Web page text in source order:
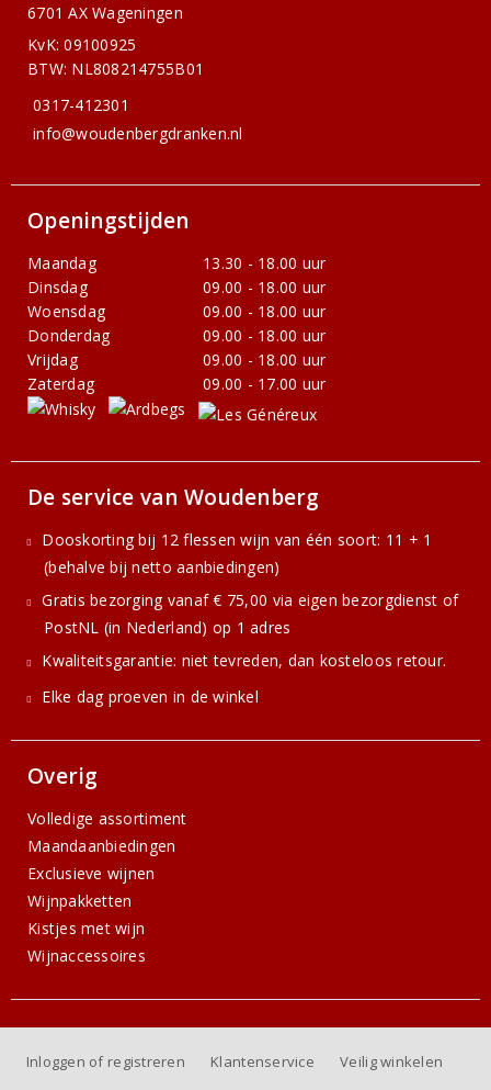
6701 AX Wageningen
KvK: 09100925
BTW: NL808214755B01
0317-412301
info@woudenbergdranken.nl
Openingstijden
Maandag
13.30 - 18.00 uur
Dinsdag
09.00 - 18.00 uur
Woensdag
09.00 - 18.00 uur
Donderdag
09.00 - 18.00 uur
Vrijdag
09.00 - 18.00 uur
Zaterdag
09.00 - 17.00 uur
De service van Woudenberg
Dooskorting bij 12 flessen wijn van één soort: 11 + 1
(behalve bij netto aanbiedingen)
Gratis bezorging vanaf € 75,00 via eigen bezorgdienst of
PostNL (in Nederland) op 1 adres
Kwaliteitsgarantie: niet tevreden, dan kosteloos retour.
Elke dag proeven in de winkel
Overig
Volledige assortiment
Maandaanbiedingen
Exclusieve wijnen
Wijnpakketten
Kistjes met wijn
Wijnaccessoires
Inloggen of registreren Klantenservice
Veilig winkelen